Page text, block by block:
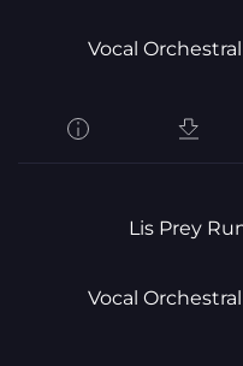
Vocal
Lis Prey
Vocal